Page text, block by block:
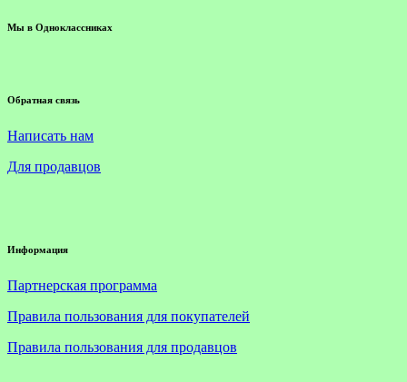
Мы в Одноклассниках
Обратная связь
Написать нам
Для продавцов
Информация
Партнерская программа
Правила пользования для покупателей
Правила пользования для продавцов